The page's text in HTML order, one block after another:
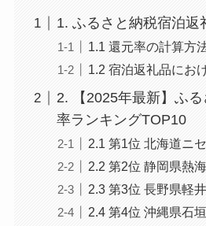
1. ふるさと納税宿泊返
1.1 還元率の計算方
1.2 宿泊返礼品にお
2. 【2025年最新】ふ
率ランキングTOP10
2.1 第1位 北海道ニ
2.2 第2位 静岡県熱
2.3 第3位 長野県軽
2.4 第4位 沖縄県石